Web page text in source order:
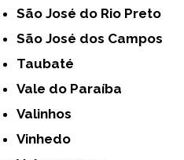
São José do Rio Preto
São José dos Campos
Taubaté
Vale do Paraíba
Valinhos
Vinhedo